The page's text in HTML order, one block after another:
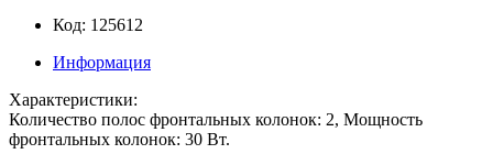
Код: 125612
Информация
Характеристики:
Количество полос фронтальных колонок: 2, Мощность
фронтальных колонок: 30 Вт.